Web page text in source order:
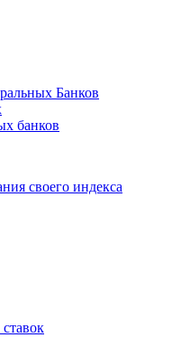
Банков
банков
своего индекса